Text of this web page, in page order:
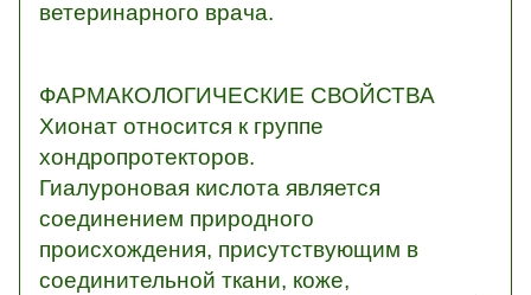
ветеринарного врача.
ФАРМАКОЛОГИЧЕСКИЕ СВОЙСТВА
Хионат относится к группе
хондропротекторов.
Гиалуроновая кислота является
соединением природного
происхождения, присутствующим в
соединительной ткани, коже,